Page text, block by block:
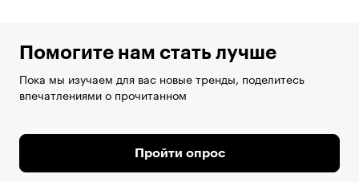
Помогите нам стать лучше
Пока мы изучаем для вас новые тренды, поделитесь
впечатлениями о прочитанном
Пройти опрос